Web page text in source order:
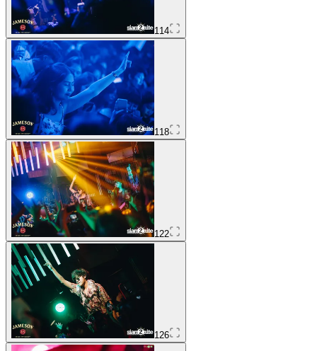
114
118
122
126